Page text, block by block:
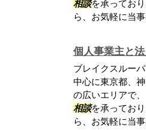
相談を承ってお
ら、お気軽に当
個人事業主と
ブレイクスルー
中心に東京都、
の広いエリアで
相談を承ってお
ら、お気軽に当